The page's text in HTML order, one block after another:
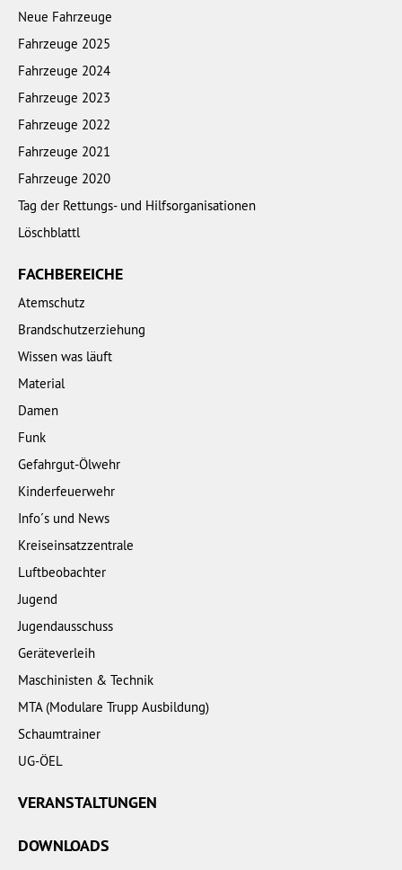
Neue Fahrzeuge
Fahrzeuge 2025
Fahrzeuge 2024
Fahrzeuge 2023
Fahrzeuge 2022
Fahrzeuge 2021
Fahrzeuge 2020
Tag der Rettungs- und Hilfsorganisationen
Löschblattl
FACHBEREICHE
Atemschutz
Brandschutzerziehung
Wissen was läuft
Material
Damen
Funk
Gefahrgut-Ölwehr
Kinderfeuerwehr
Info´s und News
Kreiseinsatzzentrale
Luftbeobachter
Jugend
Jugendausschuss
Geräteverleih
Maschinisten & Technik
MTA (Modulare Trupp Ausbildung)
Schaumtrainer
UG-ÖEL
VERANSTALTUNGEN
DOWNLOADS